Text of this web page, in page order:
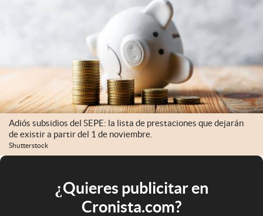
Adiós subsidios del SEPE: la lista de prestaciones que dejarán
de existir a partir del 1 de noviembre.
Shutterstock
¿Quieres publicitar en
Cronista.com?